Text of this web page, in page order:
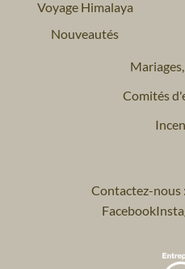
Voyage Himalaya
Nouveautés
Comités
Contactez-nous
Facebook